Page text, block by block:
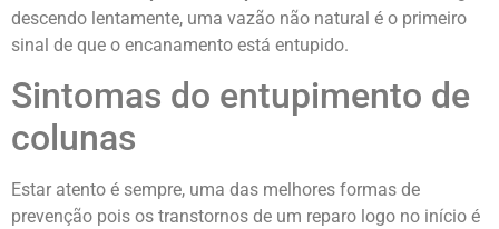
descendo lentamente, uma vazão não natural é o primeiro
sinal de que o encanamento está entupido.
Sintomas do entupimento de
colunas
Estar atento é sempre, uma das melhores formas de
prevenção pois os transtornos de um reparo logo no início é